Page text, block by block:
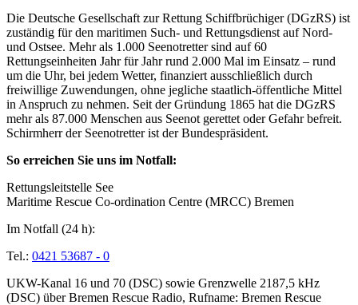
Die Deutsche Gesellschaft zur Rettung Schiffbrüchiger (DGzRS) ist
zuständig für den maritimen Such- und Rettungsdienst auf Nord-
und Ostsee. Mehr als 1.000 Seenotretter sind auf 60
Rettungseinheiten Jahr für Jahr rund 2.000 Mal im Einsatz – rund
um die Uhr, bei jedem Wetter, finanziert ausschließlich durch
freiwillige Zuwendungen, ohne jegliche staatlich-öffentliche Mittel
in Anspruch zu nehmen. Seit der Gründung 1865 hat die DGzRS
mehr als 87.000 Menschen aus Seenot gerettet oder Gefahr befreit.
Schirmherr der Seenotretter ist der Bundespräsident.
So erreichen Sie uns im Notfall:
Rettungsleitstelle See
Maritime Rescue Co-ordination Centre (MRCC) Bremen
Im Notfall (24 h):
Tel.: 0421 53687 - 0
UKW-Kanal 16 und 70 (DSC) sowie Grenzwelle 2187,5 kHz
(DSC) über Bremen Rescue Radio, Rufname: Bremen Rescue